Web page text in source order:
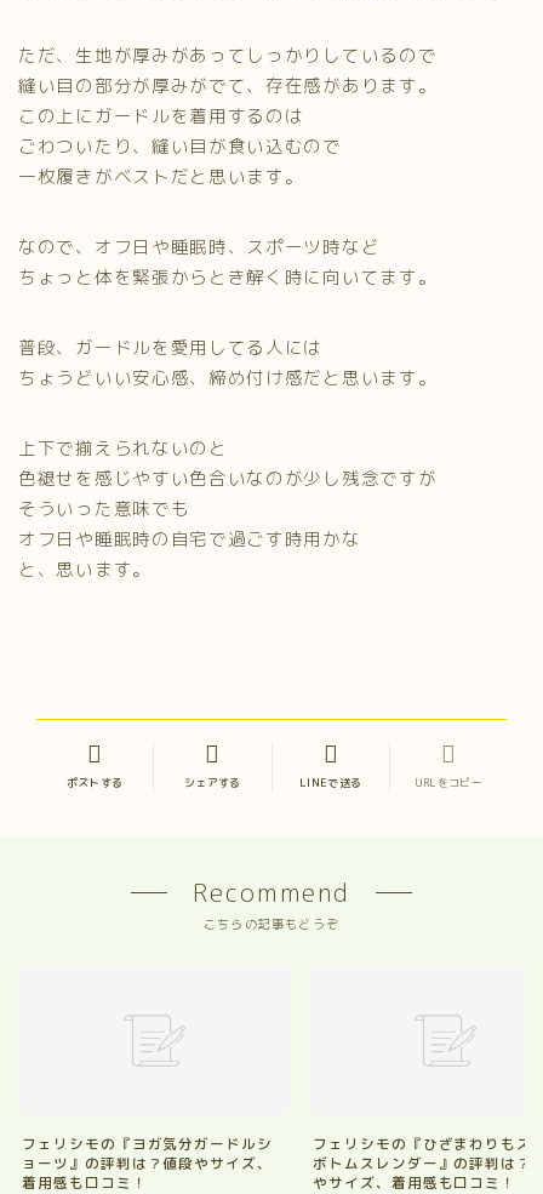
ただ、生地が厚みがあってしっかりしているので
縫い目の部分が厚みがでて、存在感があります。
この上にガードルを着用するのは
ごわついたり、縫い目が食い込むので
一枚履きがベストだと思います。
なので、オフ日や睡眠時、スポーツ時など
ちょっと体を緊張からとき解く時に向いてます。
普段、ガードルを愛用してる人には
ちょうどいい安心感、締め付け感だと思います。
上下で揃えられないのと
色褪せを感じやすい色合いなのが少し残念ですが
そういった意味でも
オフ日や睡眠時の自宅で過ごす時用かな
と、思います。
ポストする シェアする LINEで送る URLをコピー
Recommend
こちらの記事もどうぞ
フェリシモの『ヨガ気分ガードルシ
ョーツ』の評判は？値段やサイズ、
着用感も口コミ！
フェリシモの『ひざまわりもス
ボトムスレンダー』の評判は？
やサイズ、着用感も口コミ！